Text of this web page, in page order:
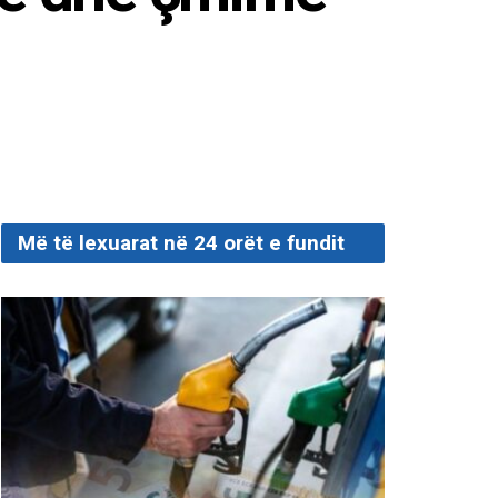
Më të lexuarat në 24 orët e fundit